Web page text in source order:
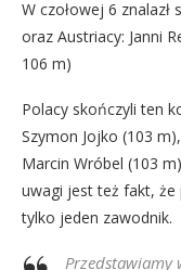
W czołowej 6
oraz Austriacy: Janni
106 m)
Polacy skończyli ten
Szymon Jojko (103
Marcin Wróbel (103
uwagi jest też fakt, że
tylko jeden zawodnik.
Przedstawiamy